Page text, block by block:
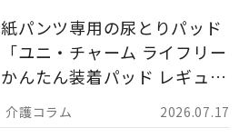
2026.07.17
紙パンツ専用の尿とりパッド
「ユニ・チャーム ライフリー
かんたん装着パッド レギュラ
ー 計162枚」について解説し
ます。